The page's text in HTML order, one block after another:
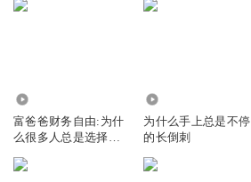
富爸爸财务自由:为什
么很多人总是选择错
为什么手上总是不停
的长倒刺